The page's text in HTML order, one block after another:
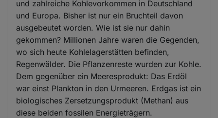
und zahlreiche Kohlevorkommen in Deutschland
und Europa. Bisher ist nur ein Bruchteil davon
ausgebeutet worden. Wie ist sie nur dahin
gekommen? Millionen Jahre waren die Gegenden,
wo sich heute Kohlelagerstätten befinden,
Regenwälder. Die Pflanzenreste wurden zur Kohle.
Dem gegenüber ein Meeresprodukt: Das Erdöl
war einst Plankton in den Urmeeren. Erdgas ist ein
biologisches Zersetzungsprodukt (Methan) aus
diese beiden fossilen Energieträgern.